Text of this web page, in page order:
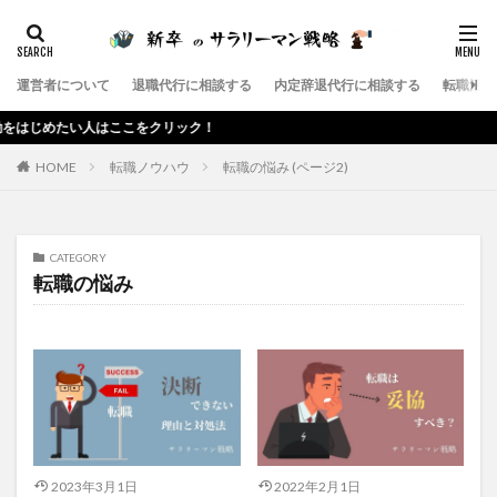
運営者について 退職代行に相談する 内定辞退代行に相談する 転職活
たい人はここをクリック！
HOME 転職ノウハウ 転職の悩み (ページ2)
CATEGORY
転職の悩み
2023年3月1日 2022年2月1日
タグ
サラリーマン 第二新卒
退職代行サービス
退職代行SARABA
退職代行 退職
内定辞退代行
高卒